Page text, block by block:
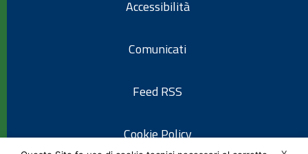
Accessibilità
Comunicati
Feed RSS
Cookie Policy